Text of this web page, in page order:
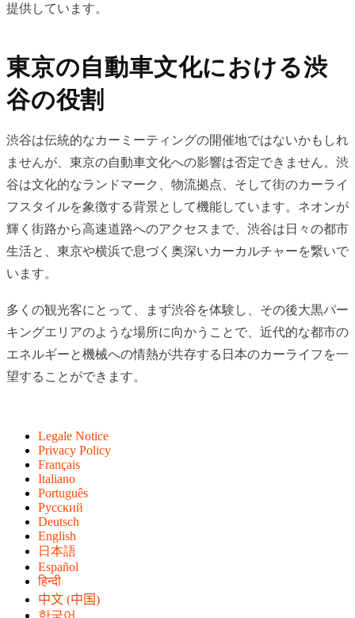
提供しています。
東京の自動車文化における渋
谷の役割
渋谷は伝統的なカーミーティングの開催地ではないかもしれ
ませんが、東京の自動車文化への影響は否定できません。渋
谷は文化的なランドマーク、物流拠点、そして街のカーライ
フスタイルを象徴する背景として機能しています。ネオンが
輝く街路から高速道路へのアクセスまで、渋谷は日々の都市
生活と、東京や横浜で息づく奥深いカーカルチャーを繋いで
います。
多くの観光客にとって、まず渋谷を体験し、その後大黒パー
キングエリアのような場所に向かうことで、近代的な都市の
エネルギーと機械への情熱が共存する日本のカーライフを一
望することができます。
Legale Notice
Privacy Policy
Français
Italiano
Português
Русский
Deutsch
English
日本語
Español
हिन्दी
中文 (中国)